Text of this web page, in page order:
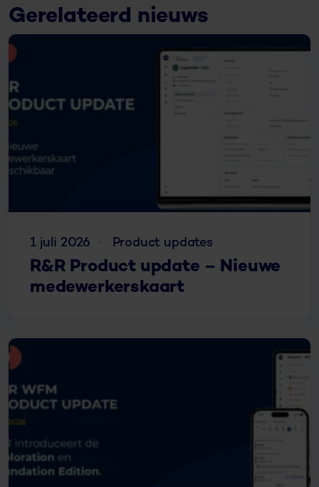
Gerelateerd nieuws
1 juli 2026 Product updates
R&R Product update – Nieuwe
medewerkerskaart